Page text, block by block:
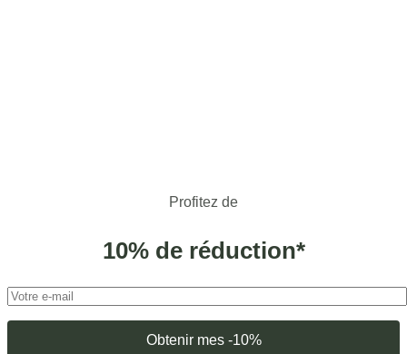
Profitez de
10% de réduction*